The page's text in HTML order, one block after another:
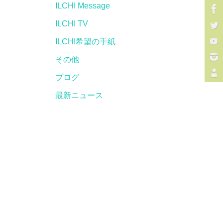
ILCHI Message
ILCHI TV
ILCHI希望の手紙
その他
ブログ
最新ニュース